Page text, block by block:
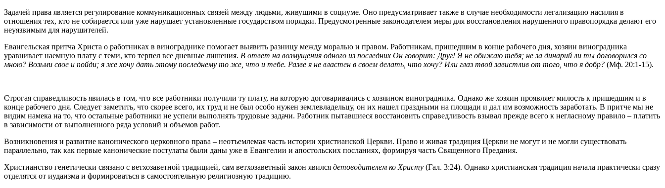
Задачей права является регулирование коммуникационных связей между людьми, живущими в социуме. Оно предусматривает также в случае необходимости легализацию насилия в
отношения тех, кто не собирается или уже нарушает установленные государством порядки. Предусмотренные законодателем меры для восстановления нарушенного правопорядка делают его
неуязвимым для нарушителей.
Евангельская притча Христа о работниках в винограднике помогает выявить разницу между моралью и правом. Работникам, пришедшим в конце рабочего дня, хозяин виноградника
уравнивает наемную плату с теми, кто терпел все дневные лишения. В ответ на возмущения одного из последних Он говорит: Друг! Я не обижаю тебя; не за динарий ли ты договорился со
мною? Возьми свое и пойди; я же хочу дать этому последнему то же, что и тебе. Разве я не властен в своем делать, что хочу? Или глаз твой завистлив от того, что я добр? (Мф. 20:1-15).
Строгая справедливость явилась в том, что все работники получили ту плату, на которую договаривались с хозяином виноградника. Однако же хозяин проявляет милость к пришедшим и в
конце рабочего дня. Следует заметить, что скорее всего, их труд и не был особо нужен землевладельцу, он их нашел праздными на площади и дал им возможность заработать. В притче мы не
видим намека на то, что остальные работники не успели выполнять трудовые задачи. Работник пытавшиеся восстановить справедливость взывал прежде всего к негласному правило – платить
в зависимости от выполненного ряда условий и объемов работ.
Возникновения и развитие канонического церковного права – неотъемлемая часть истории христианской Церкви. Право и живая традиция Церкви не могут и не могли существовать
параллельно, так как первые канонические постулаты были даны уже в Евангелии и апостольских посланиях, формируя часть Священного Предания.
Христианство генетически связано с ветхозаветной традицией, сам ветхозаветный закон явился детоводителем ко Христу (Гал. 3:24). Однако христианская традиция начала практически сразу
отделятся от иудаизма и формироваться в самостоятельную религиозную традицию.